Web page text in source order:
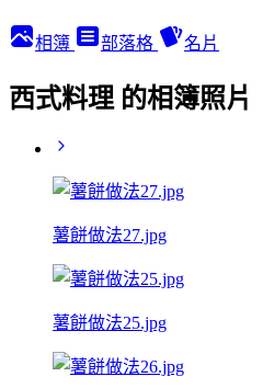
相簿 部落格 名片
西式料理 的相簿照片
薯餅做法27.jpg
薯餅做法25.jpg